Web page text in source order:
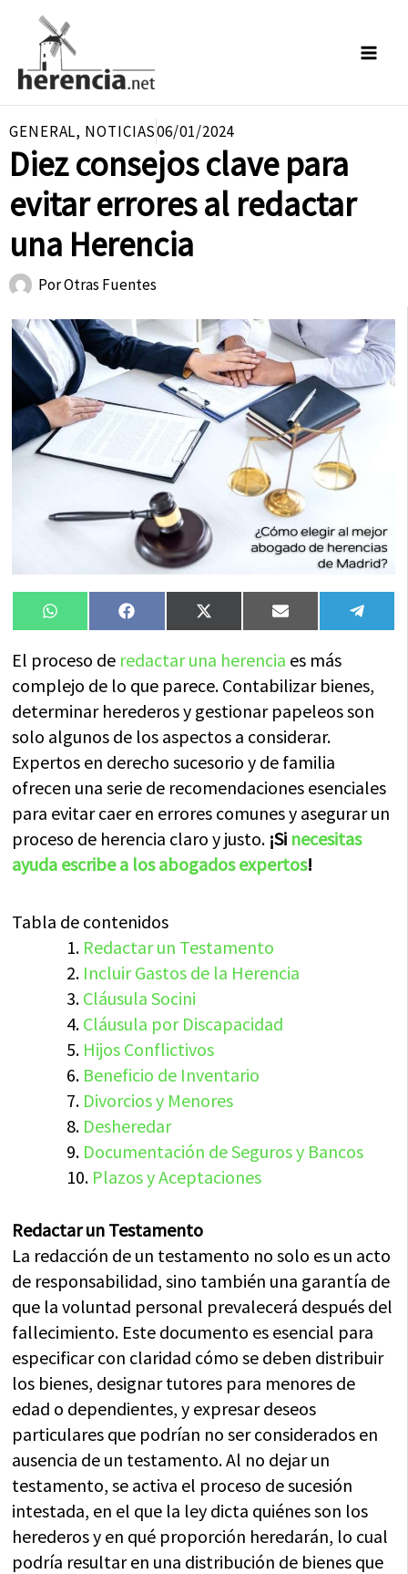
contenido
GENERAL, NOTICIAS06/01/2024
Diez consejos clave para
evitar errores al redactar
una Herencia
PorOtras Fuentes
Compartir
en
WhatsAppCompartir
en
FacebookCompartir
en
X
(Twitter)
Compartir
en
Email
en
El proceso de redactar una herencia es más
complejo de lo que parece. Contabilizar bienes,
determinar herederos y gestionar papeleos son
solo algunos de los aspectos a considerar.
Expertos en derecho sucesorio y de familia
ofrecen una serie de recomendaciones esenciales
para evitar caer en errores comunes y asegurar un
proceso de herencia claro y justo. ¡Si necesitas
ayuda escribe a los abogados expertos!
Tabla de contenidos
Redactar un Testamento
Incluir Gastos de la Herencia
Cláusula Socini
Cláusula por Discapacidad
Hijos Conflictivos
Beneficio de Inventario
Divorcios y Menores
Desheredar
Documentación de Seguros y Bancos
Plazos y Aceptaciones
Redactar un Testamento
La redacción de un testamento no solo es un acto
de responsabilidad, sino también una garantía de
que la voluntad personal prevalecerá después del
fallecimiento. Este documento es esencial para
especificar con claridad cómo se deben distribuir
los bienes, designar tutores para menores de
edad o dependientes, y expresar deseos
particulares que podrían no ser considerados en
ausencia de un testamento. Al no dejar un
testamento, se activa el proceso de sucesión
intestada, en el que la ley dicta quiénes son los
herederos y en qué proporción heredarán, lo cual
podría resultar en una distribución de bienes que